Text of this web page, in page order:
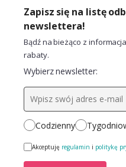
Zapisz się na listę
newslettera!
Bądź na bieżąco z
rabaty.
Wybierz newsletter:
Codzienny
Akceptuję regulamin i politykę